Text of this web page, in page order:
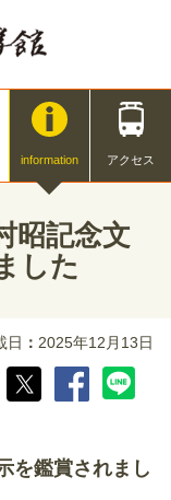
information アクセス
昭記念文
した
日 2025年12月13日
を鑑賞されまし